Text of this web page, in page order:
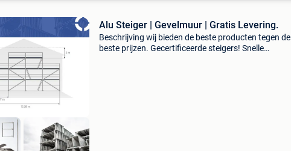
Alu Steiger | Gevelmuur | Gratis Levering.
Beschrijving wij bieden de beste producten tegen de
beste prijzen. Gecertificeerde steigers! Snelle